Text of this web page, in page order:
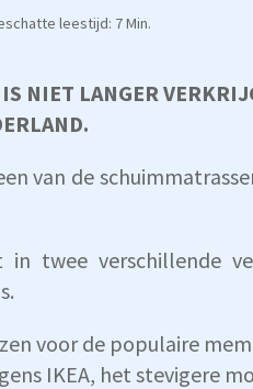
leestijd: 7 Min.
NIET LANGER
van de
twee verschillende
voor de populaire
IKEA, het stevigere